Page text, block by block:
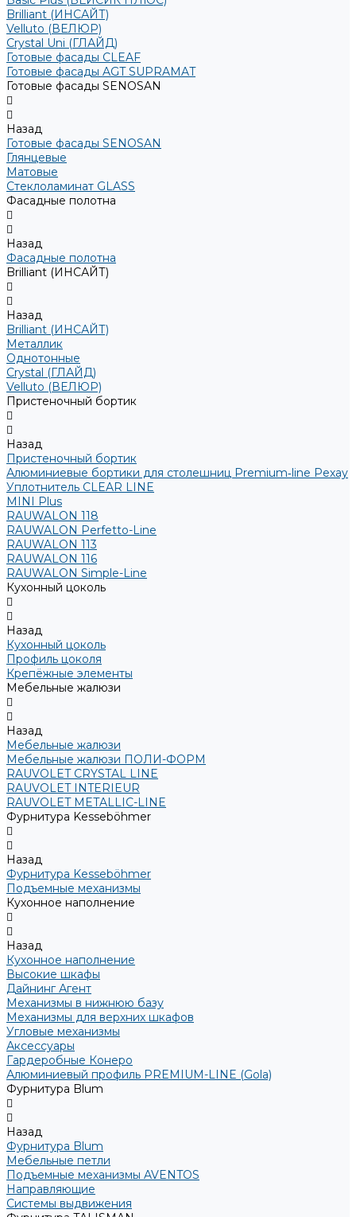
Brilliant (ИНСАЙТ)
Velluto (ВЕЛЮР)
Crystal Uni (ГЛАЙД)
Готовые фасады CLEAF
Готовые фасады AGT SUPRAMAT
Готовые фасады SENOSAN
Назад
Готовые фасады SENOSAN
Глянцевые
Матовые
Стеклоламинат GLASS
Фасадные полотна
Назад
Фасадные полотна
Brilliant (ИНСАЙТ)
Назад
Brilliant (ИНСАЙТ)
Металлик
Однотонные
Crystal (ГЛАЙД)
Velluto (ВЕЛЮР)
Пристеночный бортик
Назад
Пристеночный бортик
Алюминиевые бортики для столешниц Premium‑line Рехау
Уплотнитель CLEAR LINE
MINI Plus
RAUWALON 118
RAUWALON Perfetto-Line
RAUWALON 113
RAUWALON 116
RAUWALON Simple-Line
Кухонный цоколь
Назад
Кухонный цоколь
Профиль цоколя
Крепёжные элементы
Мебельные жалюзи
Назад
Мебельные жалюзи
Мебельные жалюзи ПОЛИ-ФОРМ
RAUVOLET CRYSTAL LINE
RAUVOLET INTERIEUR
RAUVOLET METALLIC-LINE
Фурнитура Kesseböhmer
Назад
Фурнитура Kesseböhmer
Подъемные механизмы
Кухонное наполнение
Назад
Кухонное наполнение
Высокие шкафы
Дайнинг Агент
Механизмы в нижнюю базу
Механизмы для верхних шкафов
Угловые механизмы
Аксессуары
Гардеробные Конеро
Алюминиевый профиль PREMIUM-LINE (Gola)
Фурнитура Blum
Назад
Фурнитура Blum
Мебельные петли
Подъемные механизмы AVENTOS
Направляющие
Системы выдвижения